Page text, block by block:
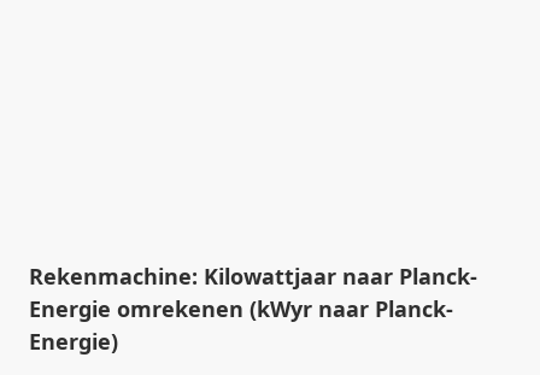
Rekenmachine: Kilowattjaar naar Planck-
Energie omrekenen (kWyr naar Planck-
Energie)